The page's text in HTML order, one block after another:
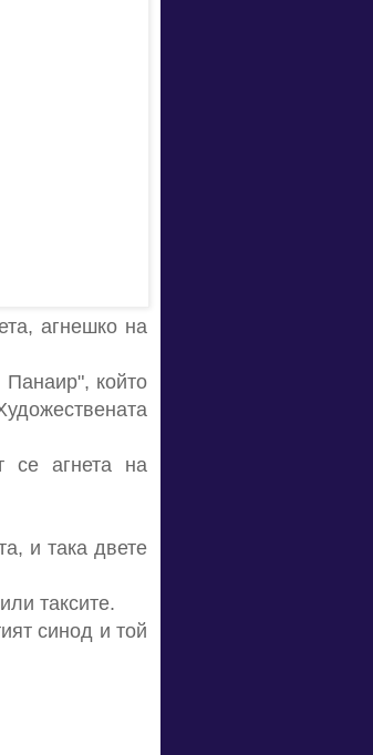
агнешко на
който
се агнета на
и така двете
таксите.
синод и той